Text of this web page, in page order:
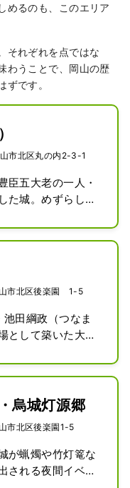
めるのも、このエリア
それぞれを点ではな
わうことで、岡山の歴
ずです。
市北区丸の内2-3-1
臣五大老の一人・
た城。めずらしい
まいで、黒い下見
います。最上階か
み、岡山後楽園と
ます。築城当時
和20）年の空襲
現在は再建され、
あり、土ひねり体
、春、夏、秋の季
閣とその周辺をラ
城灯源郷」が開催
ます。
市北区後楽園 1-5
田綱政（つなま
として築いた大庭
別世界。1952年に
ン・グリーンガイ
つ星の評価を得て
て茶つみや月見な
れているほか、期
をかえて園内をラ
烏城灯源郷
市北区後楽園1-5
が蝋燭や竹灯篭な
される夜間イベン